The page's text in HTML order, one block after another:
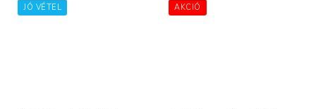
JÓ VÉTEL AKCIÓ